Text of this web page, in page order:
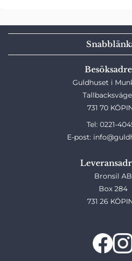
Guldhuset i
731 70
Tel: 0221-
E-post:
Bronsil AB
Box 284
731 26